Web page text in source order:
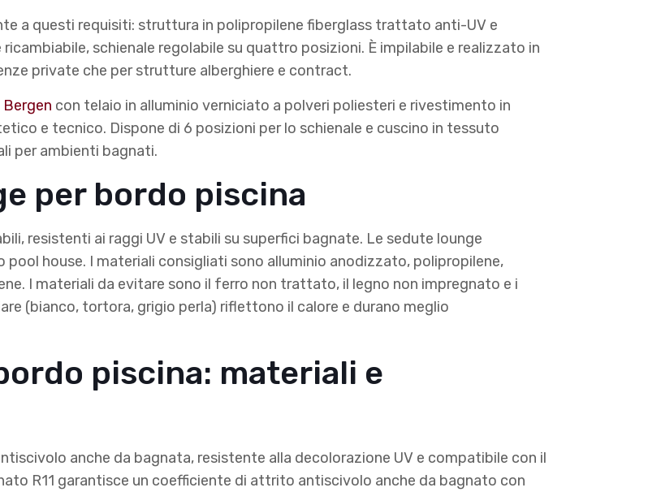
a questi requisiti: struttura in polipropilene fiberglass trattato anti-UV e
schienale regolabile su quattro posizioni. È impilabile e realizzato in
private che per strutture alberghiere e contract.
con telaio in alluminio verniciato a polveri poliesteri e rivestimento in
e tecnico. Dispone di 6 posizioni per lo schienale e cuscino in tessuto
per ambienti bagnati.
per bordo piscina
resistenti ai raggi UV e stabili su superfici bagnate. Le sedute lounge
house. I materiali consigliati sono alluminio anodizzato, polipropilene,
I materiali da evitare sono il ferro non trattato, il legno non impregnato e i
(bianco, tortora, grigio perla) riflettono il calore e durano meglio
piscina: materiali e
anche da bagnata, resistente alla decolorazione UV e compatibile con il
R11 garantisce un coefficiente di attrito antiscivolo anche da bagnato con